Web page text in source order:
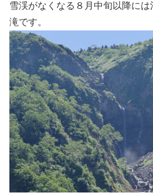
雪渓がなくなる８月中旬以降に
滝です。